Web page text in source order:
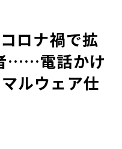
コロナ禍で拡
……電話かけ
ルウェア仕